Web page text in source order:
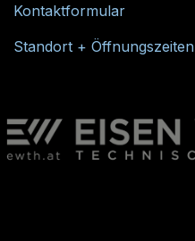
Kontaktformular
Standort + Öffnungszeiten